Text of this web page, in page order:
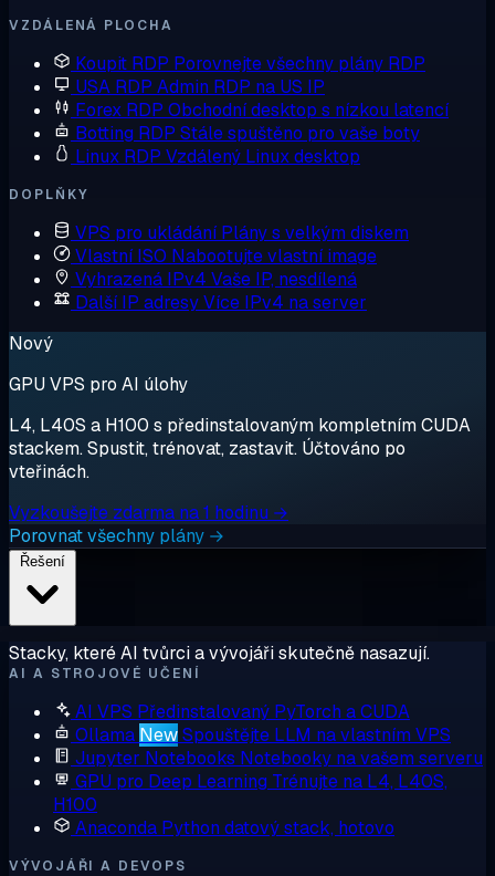
VZDÁLENÁ PLOCHA
Koupit RDP Porovnejte všechny plány RDP
USA RDP Admin RDP na US IP
Forex RDP Obchodní desktop s nízkou latencí
Botting RDP Stále spuštěno pro vaše boty
Linux RDP Vzdálený Linux desktop
DOPLŇKY
VPS pro ukládání Plány s velkým diskem
Vlastní ISO Nabootujte vlastní image
Vyhrazená IPv4 Vaše IP, nesdílená
Další IP adresyVíce IPv4 na server
Nový
GPU VPS pro AI úlohy
L4, L40S a H100 s předinstalovaným kompletním CUDA
stackem. Spustit, trénovat, zastavit. Účtováno po
vteřinách.
Vyzkoušejte zdarma na 1 hodinu →
Porovnat všechny plány →
Stacky, které AI tvůrci a vývojáři skutečně nasazují.
AI A STROJOVÉ UČENÍ
AI VPS Předinstalovaný PyTorch a CUDA
Ollama NewSpouštějte LLM na vlastním VPS
Jupyter Notebooks Notebooky na vašem serveru
GPU pro Deep Learning Trénujte na L4, L40S,
H100
Anaconda Python datový stack, hotovo
VÝVOJÁŘI A DEVOPS